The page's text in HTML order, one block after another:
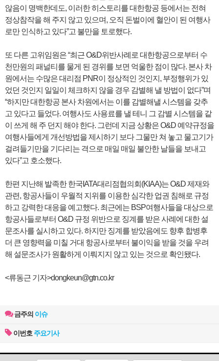
않음이 명백한데도, 이러한 히스토리를 대한항공 등에서는 전혀
정상참작을 해 주지 않고 있으며, 오직 돈벌이에 혈안이 된 여행사
로만 인식하고 있다”고 불만을 토로했다.
또 다른 고위임원은 “최근 O&D위반사례로 대한항공으로부터 수
천만원의 패널티를 물게 된 경위를 보면 억울한 점이 많다. 본사 차
원에서는 수많은 대리점 PNR이 정상적인 것인지, 부정행위가 있
었던 것인지 일일이 체크하지 않을 경우 감별해 낼 방법이 없다”며
“하지만 대한항공 본사 차원에서는 이를 감별해낼 시스템을 갖추
고 있다고 들었다. 여행사도 사용료를 낼 테니 그 감별 시스템을 같
이 쓰게 해 주 던지 해야 한다. 그런데 지금 상황은 O&D 예약규정을
여행사들에게 개선방법을 제시하기 보다 그물만 쳐 놓고 물고기가
걸려들기만을 기다리는 격으로 매일 매일 불안한 날들을 보내고
있다”고 호소했다.
한편 지난해 발족한 한국IATA대리점협의회(KIAA)는 O&D 제재와
관련, 항공사들이 우월적 지위를 이용한 심각한 업권 침해로 규정
하고 강력한 대응을 예고했다. 최근에는 BSP여행사들을 대상으로
항공사들로부터 O&D 규정 위반으로 징계를 받은 사례에 대한 설
문조사를 실시하고 있다. 하지만 징계를 받았음에도 향후 합병후
더 큰 영향력을 미칠 거대 항공사로부터 불이익을 받을 것을 우려
해 설문조사가 원활하게 이뤄지지 않고 있는 것으로 확인됐다.
<류동근 기자>dongkeun@gtn.co.kr
금주의 이슈
이번호 주요기사